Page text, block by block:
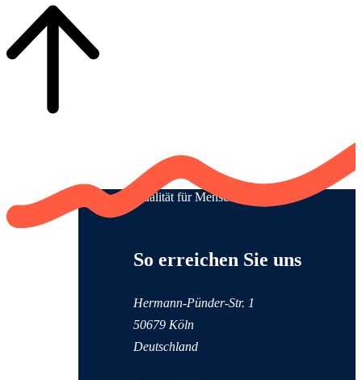
Qualität für Menschen
So erreichen Sie uns
Hermann-Pünder-Str. 1
50679 Köln
Deutschland